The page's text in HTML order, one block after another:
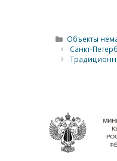
Рубрики
Объекты
Санкт-